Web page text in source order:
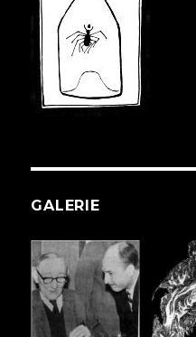
GALERIE